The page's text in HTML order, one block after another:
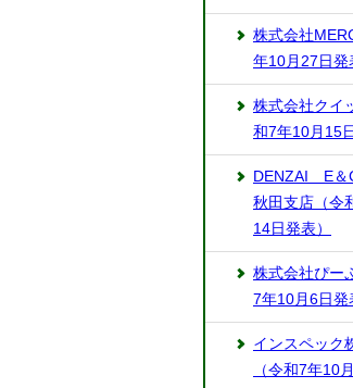
株式会社
年10月27日発
株式会社クイ
和7年10月15
DENZAI E＆
秋田支店（令
14日発表）
株式会社ぴー
7年10月6日発
インスペック
（令和7年10